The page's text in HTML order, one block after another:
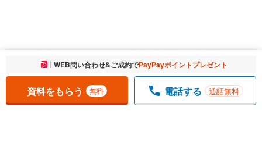
お気に入りに追加しました。 一覧を開く
WEB問い合わせ&ご成約でPayPayポイントプレゼント
資料をもらう 無料 電話する 通話無料